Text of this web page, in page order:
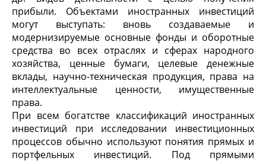
прибыли. Объектами иностранных инвестиций
могут выступать: вновь создаваемые и
модернизируемые основные фонды и оборотные
средства во всех отраслях и сферах народного
хозяйства, ценные бума­ги, целевые денежные
вклады, научно-техническая продукция, права на
интеллектуальные ценности, имущественные
права.
При всем богатстве классификаций иностранных
инвестиций при исследовании инвестиционных
процессов обычно используют понятия прямых и
портфельных инвестиций. Под прямыми